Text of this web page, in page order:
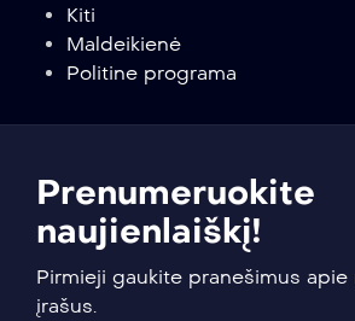
Kiti
Maldeikienė
Politine programa
Prenumeruokite
naujienlaiškį!
Pirmieji gaukite pranešimus apie
įrašus.